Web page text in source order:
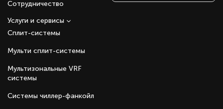
Сотрудничество
Сплит-системы
Мульти сплит-системы
Мультизональные VRF
системы
Системы чиллер-фанкойл
Услуги и сервисы